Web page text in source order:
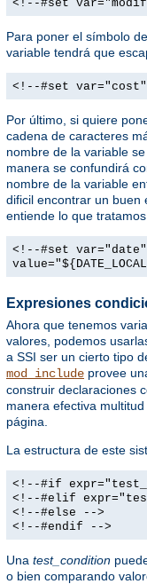
<!--#set
Para poner el símbolo
variable tendrá que
<!--#set
Por último, si quiere
cadena de caracteres
nombre de la variable
manera se confundirá
nombre de la variable
dificil encontrar un buen
entiende lo que
<!--#set var="date"
Expresiones
Ahora que tenemos
valores, podemos
a SSI ser un cierto tipo
mod_include provee
construir declaraciones
manera efectiva
página.
La estructura de este
<!--#if
<!--#elif
<!--#else -->
<!--#endif -->
Una test_condition
o bien comparando